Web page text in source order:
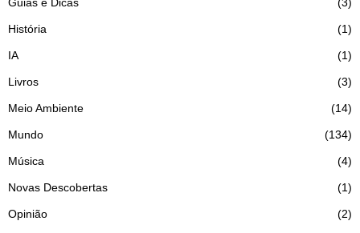
História 1
IA 1
Livros 3
Meio Ambiente 14
Mundo 134
Música 4
Novas Descobertas 1
Opinião 2